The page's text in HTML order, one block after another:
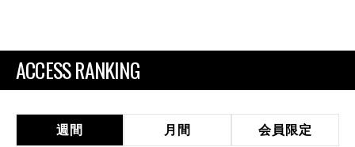
ACCESS RANKING
週間 月間 会員限定